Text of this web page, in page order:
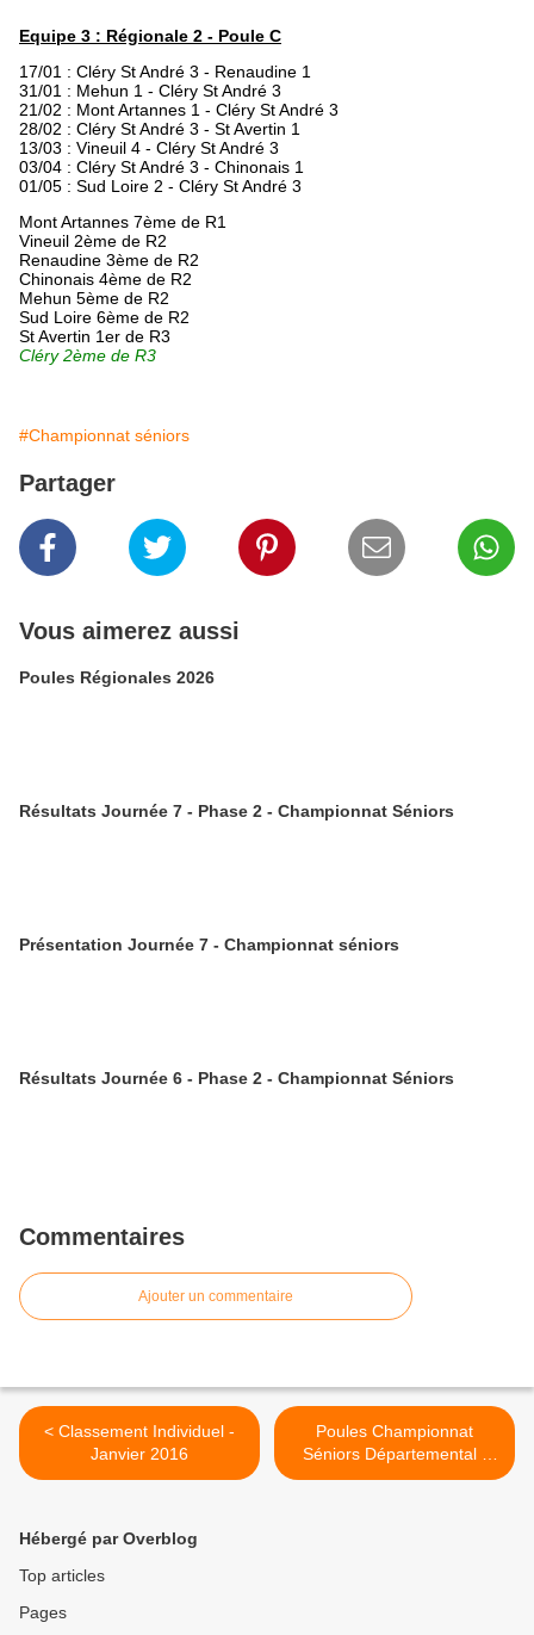
Equipe 3 : Régionale 2 - Poule C
17/01 : Cléry St André 3 - Renaudine 1
31/01 : Mehun 1 - Cléry St André 3
21/02 : Mont Artannes 1 - Cléry St André 3
28/02 : Cléry St André 3 - St Avertin 1
13/03 : Vineuil 4 - Cléry St André 3
03/04 : Cléry St André 3 - Chinonais 1
01/05 : Sud Loire 2 - Cléry St André 3
Mont Artannes 7ème de R1
Vineuil 2ème de R2
Renaudine 3ème de R2
Chinonais 4ème de R2
Mehun 5ème de R2
Sud Loire 6ème de R2
St Avertin 1er de R3
Cléry 2ème de R3
#Championnat séniors
Partager
Vous aimerez aussi
Poules Régionales 2026
Résultats Journée 7 - Phase 2 - Championnat Séniors
Présentation Journée 7 - Championnat séniors
Résultats Journée 6 - Phase 2 - Championnat Séniors
Commentaires
Ajouter un commentaire
< Classement Individuel -
Janvier 2016
Poules Championnat
Séniors Départemental -
2015/2016 - Phase 2 >
Hébergé par Overblog
Top articles
Pages